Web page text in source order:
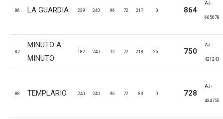
86 LA GUARDIA 239 240 96 72 217 0 864
AJ-
605678
87
MINUTO A
MINUTO
182 240 12 72 218 26 750
AJ-
421243
88 TEMPLARIO 240 240 96 72 80 0 728
AJ-
434750